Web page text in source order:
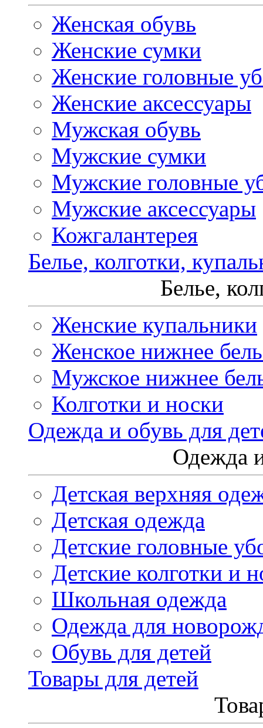
Женская обувь
Женские сумки
Женские головные
Женские аксессуары
Мужская обувь
Мужские сумки
Мужские головные
Мужские аксессуары
Кожгалантерея
Белье, колготки,
Белье,
Женские купальники
Женское нижнее
Мужское нижнее
Колготки и носки
Одежда и обувь для
Одежда
Детская верхняя
Детская одежда
Детские головные
Детские колготки и
Школьная одежда
Одежда для
Обувь для детей
Товары для детей